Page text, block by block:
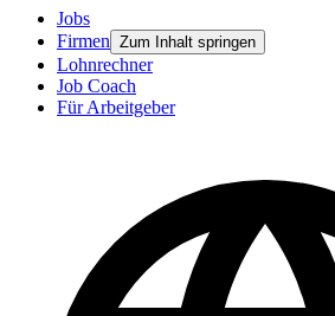
Jobs
Firmen Zum Inhalt springen
Lohnrechner
Job Coach
Für Arbeitgeber